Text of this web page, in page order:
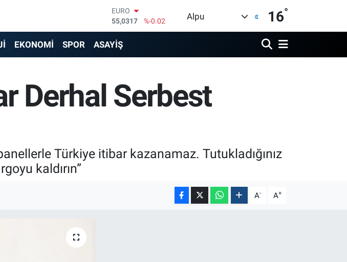
STERLİN
64,2463
%0.07
GRAM ALTIN
6510.40
BİST100
64.225,61
%-0.63
DOLAR
47,7143
%0.16
Alpu 16°
EKONOMİ SPOR ASAYİŞ
Derhal Serbest
Türkiye itibar kazanamaz. Tutukladığınız
kaldırın”
A- A+